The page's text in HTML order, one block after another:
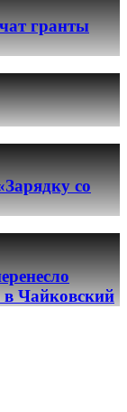
гранты
со
в Чайковский